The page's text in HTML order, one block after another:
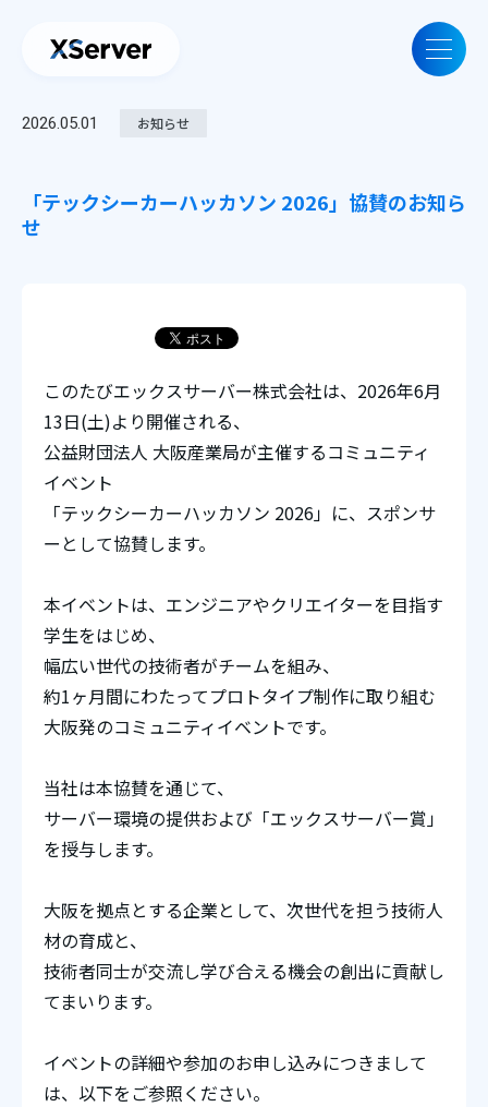
2026.05.01 お知らせ
「テックシーカーハッカソン 2026」協賛のお知ら
せ
このたびエックスサーバー株式会社は、2026年6月
13日(土)より開催される、
公益財団法人 大阪産業局が主催するコミュニティ
イベント
「テックシーカーハッカソン 2026」に、スポンサ
ーとして協賛します。
本イベントは、エンジニアやクリエイターを目指す
学生をはじめ、
幅広い世代の技術者がチームを組み、
約1ヶ月間にわたってプロトタイプ制作に取り組む
大阪発のコミュニティイベントです。
当社は本協賛を通じて、
サーバー環境の提供および「エックスサーバー賞」
を授与します。
大阪を拠点とする企業として、次世代を担う技術人
材の育成と、
技術者同士が交流し学び合える機会の創出に貢献し
てまいります。
イベントの詳細や参加のお申し込みにつきまして
は、以下をご参照ください。